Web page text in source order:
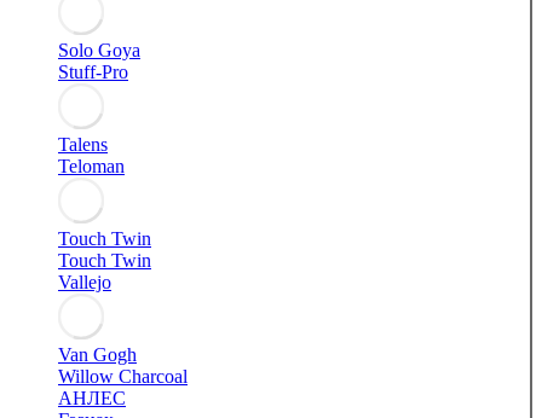
Solo Goya
Stuff-Pro
Talens
Teloman
Touch Twin
Touch Twin
Vallejo
Van Gogh
Willow Charcoal
АНЛЕС